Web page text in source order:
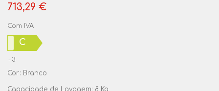
713,29 €
Com IVA
C
3
Cor: Branco
Capacidade de Lavagem: 8 Kg